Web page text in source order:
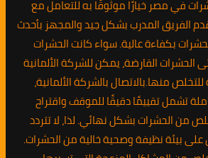
في مصر خيارًا موثوقًا به للتعامل مع
الفريق المدرب بشكل جيد والمجهز بأحدث
بكفاءة عالية. سواء كانت الحشرات
الحشرات القارضة، يمكن للشركة الألمانية
منها.بالاتصال بالشركة الألمانية،
تشمل تقييمًا دقيقًا للموقف واقتراح
من الحشرات بشكل نهائي. لذا، لا تتردد
على بيئة نظيفة وصحية خالية من الحشرات.